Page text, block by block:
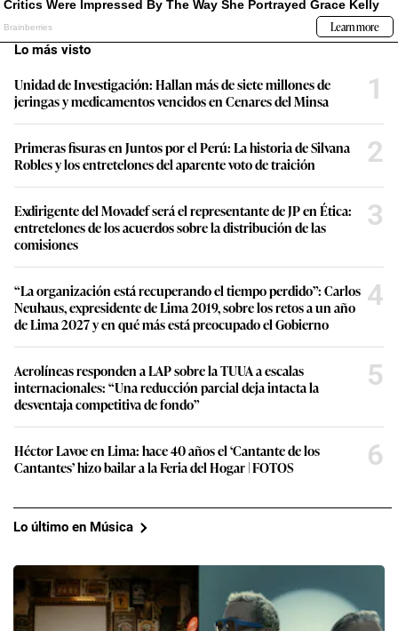
Lo más visto
Unidad de Investigación: Hallan más de siete millones de
jeringas y medicamentos vencidos en Cenares del Minsa
1
Primeras fisuras en Juntos por el Perú: La historia de Silvana
Robles y los entretelones del aparente voto de traición
2
Exdirigente del Movadef será el representante de JP en Ética:
entretelones de los acuerdos sobre la distribución de las
comisiones
3
“La organización está recuperando el tiempo perdido”: Carlos
Neuhaus, expresidente de Lima 2019, sobre los retos a un año
de Lima 2027 y en qué más está preocupado el Gobierno
4
Aerolíneas responden a LAP sobre la TUUA a escalas
internacionales: “Una reducción parcial deja intacta la
desventaja competitiva de fondo”
5
Héctor Lavoe en Lima: hace 40 años el ‘Cantante de los
Cantantes’ hizo bailar a la Feria del Hogar | FOTOS
6
Lo último en Música